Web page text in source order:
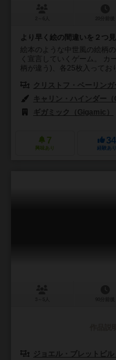
より早く絵の間違いを２つ
絵本のような中世風の絵柄
く宣言していくゲーム。 カ
柄が違う)、各25枚入ってお
クリストフ・ベーリン
キャリン・ハインダー
ギガミック（Gigamic）
7
興味あり
34
経験あり
ジョエル・ブレットビ